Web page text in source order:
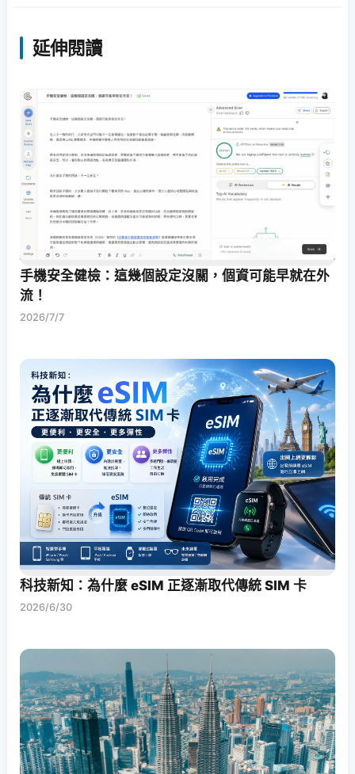
延伸閱讀
手機安全健檢：這幾個設定沒關，個資可能早就在外
流！
2026/7/7
科技新知：為什麼 eSIM 正逐漸取代傳統 SIM 卡
2026/6/30